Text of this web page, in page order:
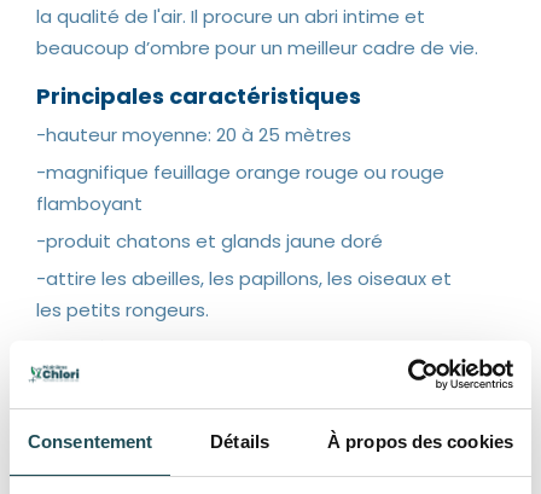
Consentement Détails À propos des cookies
la qualité de l'air. Il procure un abri intime et
beaucoup d’ombre pour un meilleur cadre de vie.
Principales caractéristiques
-hauteur moyenne: 20 à 25 mètres
-magnifique feuillage orange rouge ou rouge
flamboyant
-produit chatons et glands jaune doré
-attire les abeilles, les papillons, les oiseaux et
les petits rongeurs.
-feuilles se décomposent avec difficulté